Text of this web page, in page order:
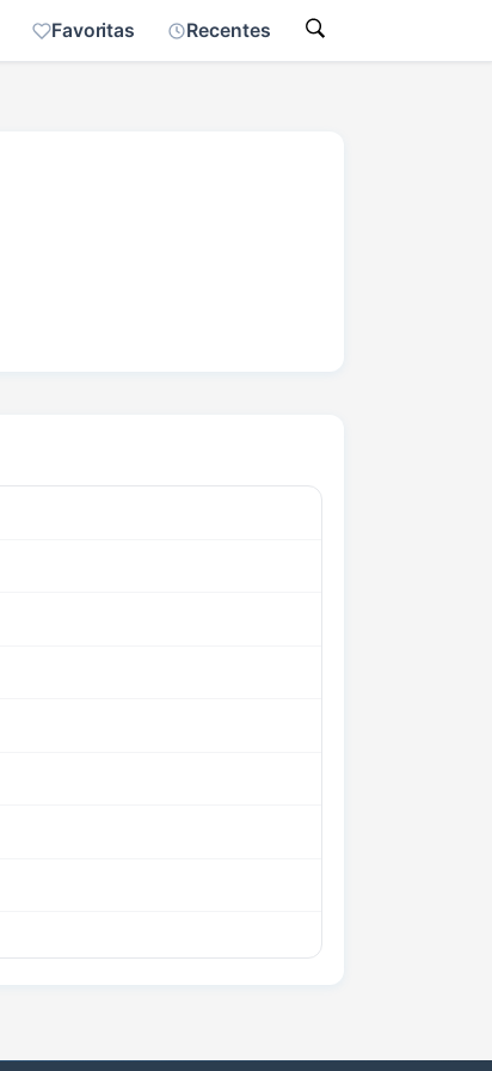
Favoritas Recentes